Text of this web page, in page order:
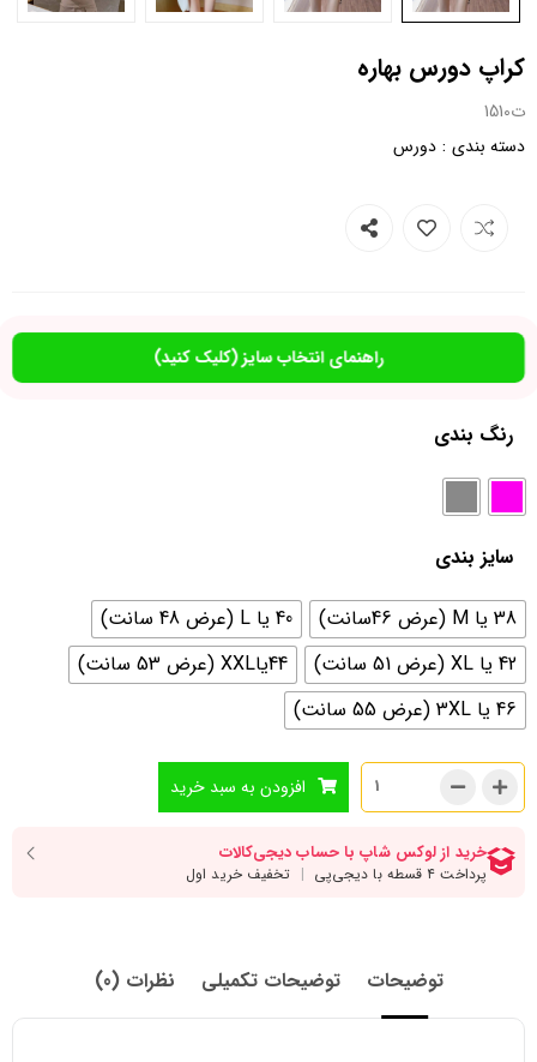
کراپ دورس بهاره
ت1510
دسته بندی : دورس
راهنمای انتخاب سایز (کلیک کنید)
رنگ بندی
سایز بندی
38 یا M (عرض 46سانت)
40 یا L (عرض 48 سانت)
42 یا XL (عرض 51 سانت)
44یاXXL (عرض 53 سانت)
46 یا 3XL (عرض 55 سانت)
افزودن به سبد خرید
توضیحات توضیحات تکمیلی نظرات (0)